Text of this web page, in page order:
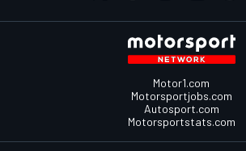
Motor1.com
Motorsportjobs.com
Autosport.com
Motorsportstats.com